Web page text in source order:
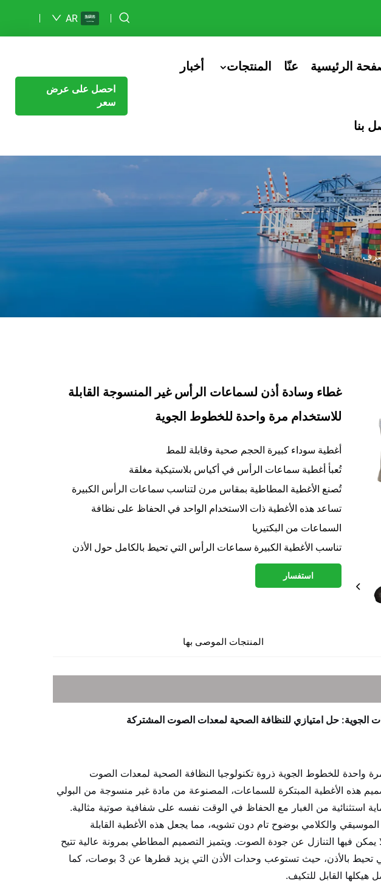
AR
الرئيسية عنّا المنتجات أخبار
بنا
احصل على عرض
سعر
غطاء وسادة أذن لسماعات الرأس غير المنسوجة القابلة
للاستخدام مرة واحدة للخطوط الجوية
أغطية سوداء كبيرة الحجم صحية وقابلة للمط
تُعبأ أغطية سماعات الرأس في أكياس بلاستيكية مغلقة
تُصنع الأغطية المطاطية بمقاس مرن لتناسب سماعات الرأس الكبيرة
تساعد هذه الأغطية ذات الاستخدام الواحد في الحفاظ على نظافة
السماعات من البكتيريا
تناسب الأغطية الكبيرة سماعات الرأس التي تحيط بالكامل حول الأذن
استفسار
المنتجات الموصى بها
الجوية: حل امتيازي للنظافة الصحية لمعدات الصوت المشتركة
واحدة للخطوط الجوية ذروة تكنولوجيا النظافة الصحية لمعدات الصوت
هذه الأغطية المبتكرة للسماعات، المصنوعة من مادة غير منسوجة من البولي
حماية استثنائية من الغبار مع الحفاظ في الوقت نفسه على شفافية صوتية مثالية.
والكلامي بوضوح تام دون تشويه، مما يجعل هذه الأغطية القابلة
يمكن فيها التنازل عن جودة الصوت. ويتميز التصميم المطاطي بمرونة عالية تتيح
تركيبها براحة على سماعات الرأس الكبيرة التي تحيط بالأذن، حيث تستوعب وحدات الأذن التي يزيد قطرها عن 3 بوصات، كما
القابل للتكيف.